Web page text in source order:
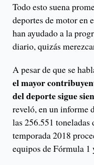
Todo esto suena
deportes de motor en
han ayudado a la
diario, quizás
A pesar de que se
el mayor
del deporte sigue
reveló, en un informe
las 256.551 toneladas
temporada 2018
equipos de Fórmula